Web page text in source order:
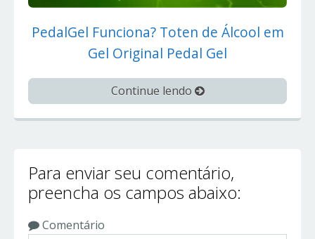
PedalGel Funciona? Toten de Álcool em
Gel Original Pedal Gel
Continue lendo
Para enviar seu comentário,
preencha os campos abaixo:
Comentário